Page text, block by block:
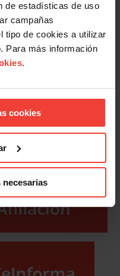
de estadísticas de uso
campañas
tipo de cookies a utilizar
Para más información
.
cookies